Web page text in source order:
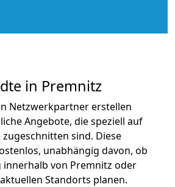
in Premnitz
Netzwerkpartner erstellen
Angebote, die speziell auf
sind. Diese
unabhängig davon, ob
innerhalb von Premnitz oder
Standorts planen.